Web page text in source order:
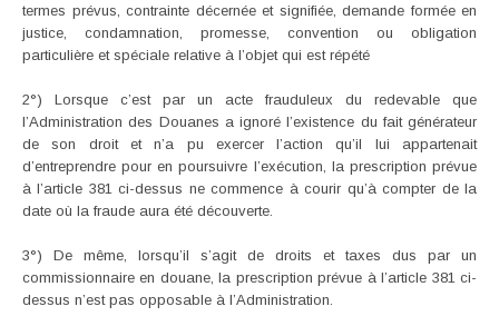
termes prévus, contrainte décernée et signifiée, demande formée en
justice, condamnation, promesse, convention ou obligation
particulière et spéciale relative à l’objet qui est répété
2°) Lorsque c’est par un acte frauduleux du redevable que
l’Administration des Douanes a ignoré l’existence du fait générateur
de son droit et n’a pu exercer l’action qu’il lui appartenait
d’entreprendre pour en poursuivre l’exécution, la prescription prévue
à l’article 381 ci-dessus ne commence à courir qu’à compter de la
date où la fraude aura été découverte.
3°) De même, lorsqu’il s’agit de droits et taxes dus par un
commissionnaire en douane, la prescription prévue à l’article 381 ci-
dessus n’est pas opposable à l’Administration.